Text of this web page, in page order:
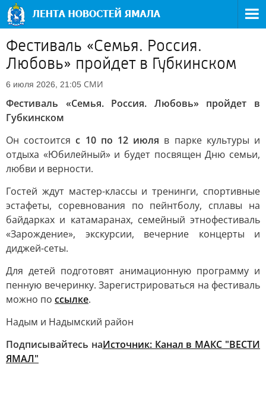
Фестиваль «Семья. Россия.
Любовь» пройдет в Губкинском
6 июля 2026, 21:05 СМИ
Фестиваль «Семья. Россия. Любовь» пройдет в
Губкинском
Он состоитсяс 10 по 12 июля в парке культуры и
отдыха «Юбилейный» и будет посвящен Дню семьи,
любви и верности.
Гостей ждут мастер-классы и тренинги, спортивные
эстафеты, соревнования по пейнтболу, сплавы на
байдарках и катамаранах, семейный этнофестиваль
«Зарождение», экскурсии, вечерние концерты и
диджей-сеты.
Для детей подготовят анимационную программу и
пенную вечеринку. Зарегистрироваться на фестиваль
можно по ссылке.
Надым и Надымский район
Подписывайтесь наИсточник: Канал в МАКС "ВЕСТИ
ЯМАЛ"